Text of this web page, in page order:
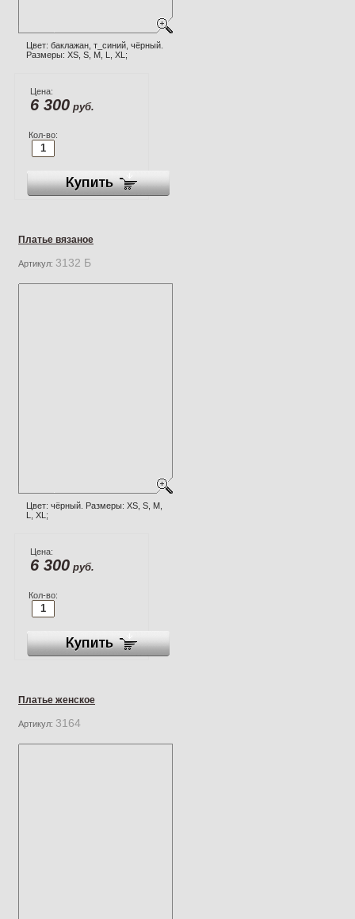
Цвет: баклажан, т_синий, чёрный.
Размеры: XS, S, M, L, XL;
Цена:
6 300 руб.
Кол-во:
Платье вязаное
Артикул: 3132 Б
Цвет: чёрный. Размеры: XS, S, M,
L, XL;
Цена:
6 300 руб.
Кол-во:
Платье женское
Артикул: 3164